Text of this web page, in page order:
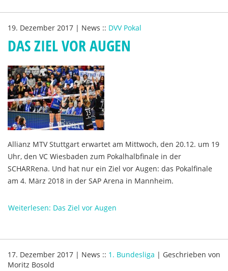
19. Dezember 2017 | News :: DVV Pokal
DAS ZIEL VOR AUGEN
Allianz MTV Stuttgart erwartet am Mittwoch, den 20.12. um 19
Uhr, den VC Wiesbaden zum Pokalhalbfinale in der
SCHARRena. Und hat nur ein Ziel vor Augen: das Pokalfinale
am 4. März 2018 in der SAP Arena in Mannheim.
Weiterlesen: Das Ziel vor Augen
17. Dezember 2017 | News :: 1. Bundesliga | Geschrieben von
Moritz Bosold